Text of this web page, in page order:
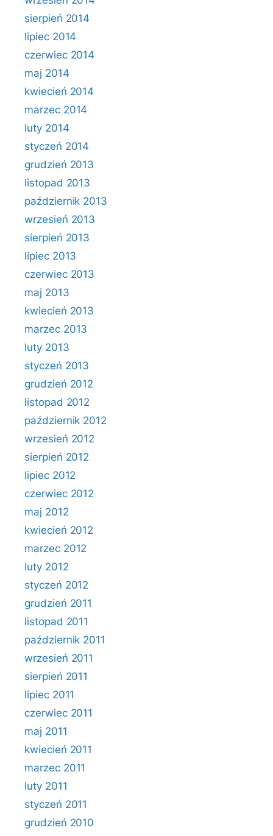
sierpień 2014
lipiec 2014
czerwiec 2014
maj 2014
kwiecień 2014
marzec 2014
luty 2014
styczeń 2014
grudzień 2013
listopad 2013
październik 2013
wrzesień 2013
sierpień 2013
lipiec 2013
czerwiec 2013
maj 2013
kwiecień 2013
marzec 2013
luty 2013
styczeń 2013
grudzień 2012
listopad 2012
październik 2012
wrzesień 2012
sierpień 2012
lipiec 2012
czerwiec 2012
maj 2012
kwiecień 2012
marzec 2012
luty 2012
styczeń 2012
grudzień 2011
listopad 2011
październik 2011
wrzesień 2011
sierpień 2011
lipiec 2011
czerwiec 2011
maj 2011
kwiecień 2011
marzec 2011
luty 2011
styczeń 2011
grudzień 2010